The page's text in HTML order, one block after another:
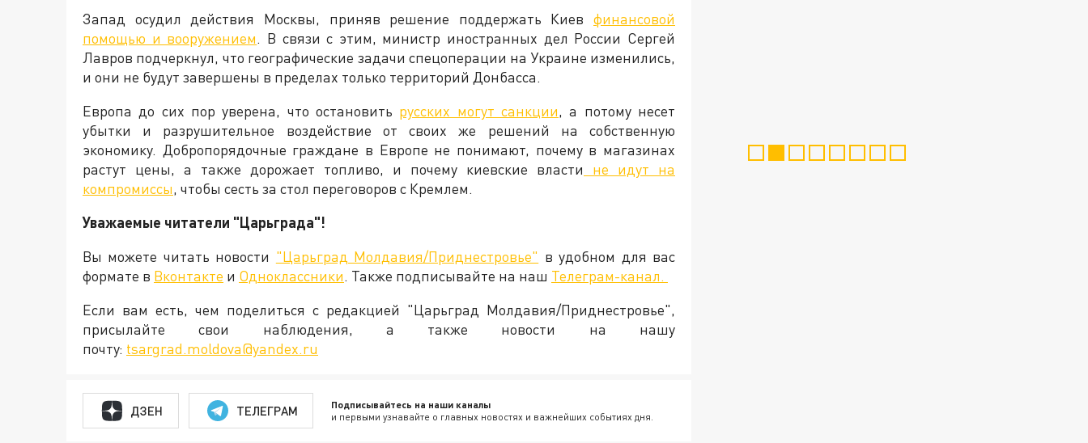
Запад осудил действия Москвы, приняв решение поддержать Киев финансовой
помощью и вооружением. В связи с этим, министр иностранных дел России Сергей
Лавров подчеркнул, что географические задачи спецоперации на Украине изменились,
и они не будут завершены в пределах только территорий Донбасса.
Европа до сих пор уверена, что остановить русских могут санкции, а потому несет
убытки и разрушительное воздействие от своих же решений на собственную
экономику. Добропорядочные граждане в Европе не понимают, почему в магазинах
растут цены, а также дорожает топливо, и почему киевские власти не идут на
компромиссы, чтобы сесть за стол переговоров с Кремлем.
Уважаемые читатели "Царьграда"!
Вы можете читать новости "Царьград Молдавия/Приднестровье" в удобном для вас
формате в Вконтакте и Одноклассники. Также подписывайте на наш Телеграм-канал.
Если вам есть, чем поделиться с редакцией "Царьград Молдавия/Приднестровье",
присылайте свои наблюдения, а также новости на нашу
почту: tsargrad.moldova@yandex.ru
ДЗЕН ТЕЛЕГРАМ Подписывайтесь на наши каналы
и первыми узнавайте о главных новостях и важнейших событиях дня.